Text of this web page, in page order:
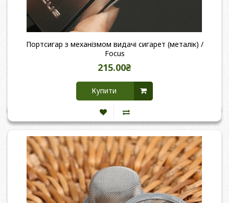
Портсигар з механізмом видачі сигарет (металік) /
Focus
215.00₴
Купити